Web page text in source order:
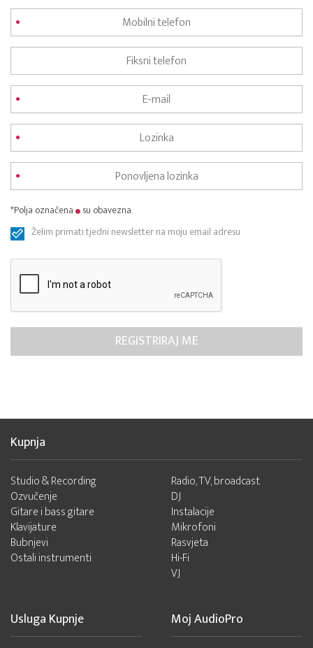
*Polja označena
su obavezna
Želim primati tjedni newsletter na moju email adresu
Kupnja
Studio & Recording
Ozvučenje
Gitare i bass gitare
Klavijature
Bubnjevi
Ostali instrumenti
Radio, TV, broadcast
DJ
Instalacije
Mikrofoni
Rasvjeta
Hi-Fi
VJ
Usluga Kupnje Moj AudioPro